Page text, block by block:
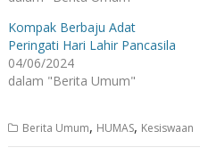
Kompak Berbaju Adat
Peringati Hari Lahir Pancasila
04/06/2024
dalam "Berita Umum"
Berita Umum, HUMAS, Kesiswaan